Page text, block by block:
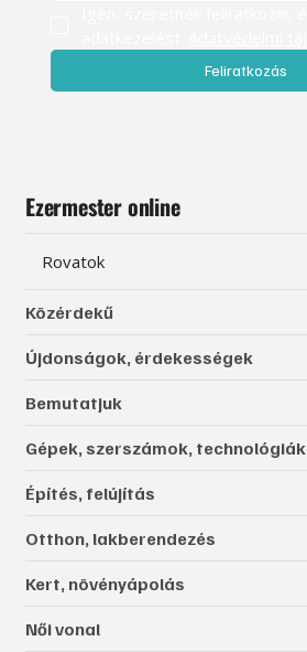
Feliratkozás
Ezermester online
Rovatok
Közérdekű
Újdonságok, érdekességek
Bemutatjuk
Gépek, szerszámok, technológiák
Építés, felújítás
Otthon, lakberendezés
Kert, növényápolás
Női vonal